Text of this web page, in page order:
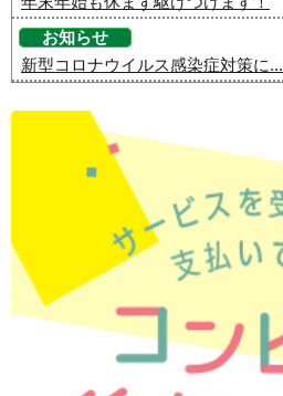
お知らせ
新型コロナウイルス感染症対策に...